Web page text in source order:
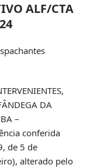
ALF/CTA
DA
–
conferida
de 5 de
alterado pelo